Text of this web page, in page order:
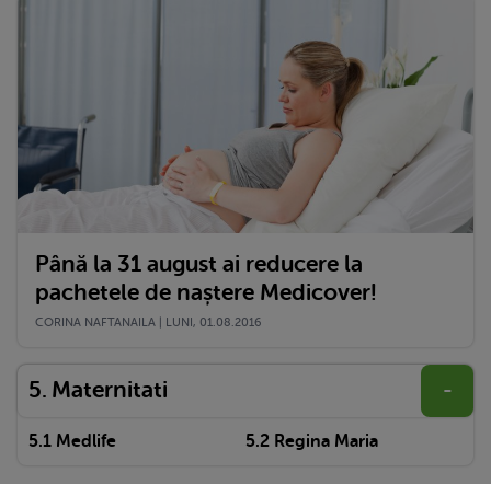
Până la 31 august ai reducere la
pachetele de naștere Medicover!
CORINA NAFTANAILA | LUNI, 01.08.2016
Maternitati -
Medlife Regina Maria